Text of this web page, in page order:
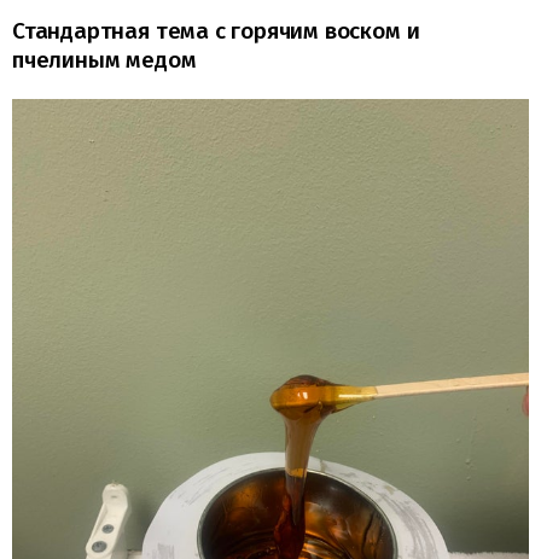
Стандартная тема с горячим воском и
пчелиным медом